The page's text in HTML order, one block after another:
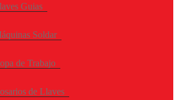
Guias
Soldar
de Trabajo
de Llaves